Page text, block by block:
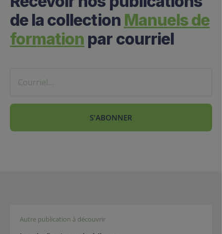
de la collection Manuels de
formation par courriel
S'ABONNER
Autre publication à découvrir